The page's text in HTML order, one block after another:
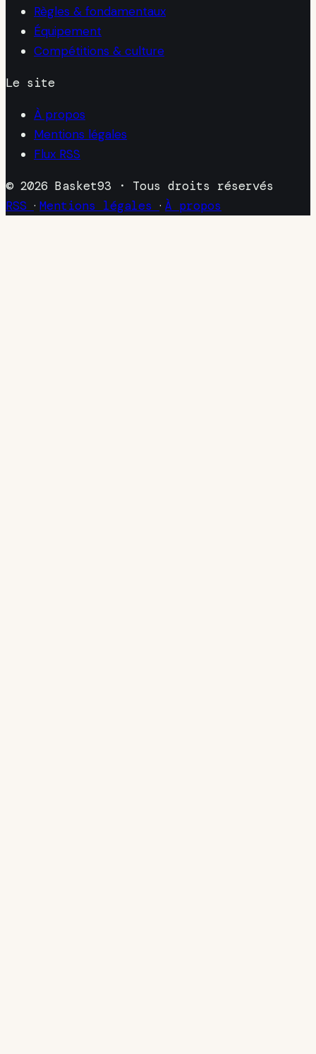
Règles & fondamentaux
Équipement
Compétitions & culture
Le site
À propos
Mentions légales
Flux RSS
© 2026 Basket93 · Tous droits réservés
RSS · Mentions légales · À propos